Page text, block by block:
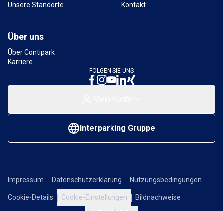
Unsere Standorte
Kontakt
Über uns
Über Contipark
Karriere
FOLGEN SIE UNS
Interparking Gruppe
Impressum Datenschutzerklärung Nutzungsbedingungen
Cookie-Details Cookie-Einstellungen Bildnachweise